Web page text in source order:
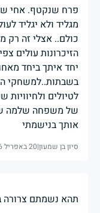
פרח שנקטף. אחי
מגליד ולא יגליד
כולם.. אצלי זה רק
הזיכרונות עולים
יחד איתך ביחד
בשבתות..למשחקי
לטיולים
של משפחה שלמה
אותך בנישמתי
סיון בן שמעון|20 באפריל 2026
תהא נשמתם צרורה